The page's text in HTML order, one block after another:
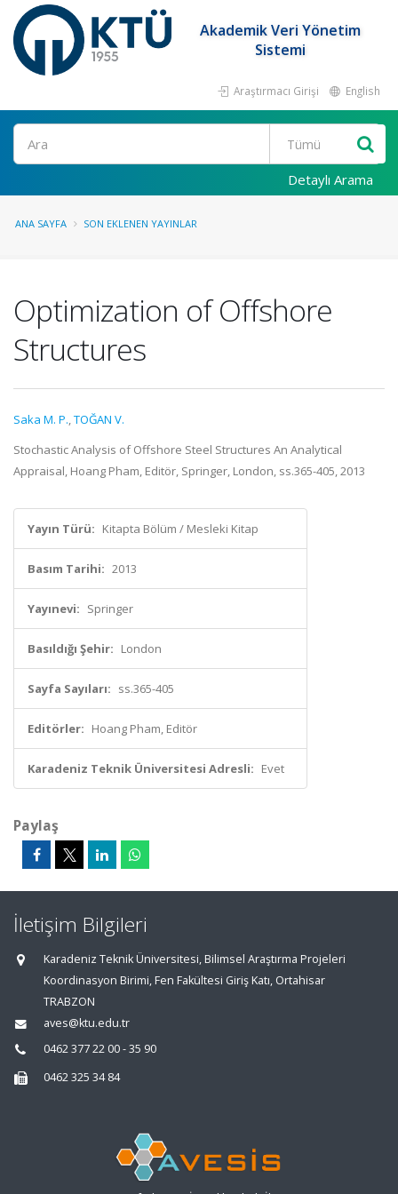
Akademik Veri Yönetim
Sistemi
Araştırmacı Girişi English
Ara
Detaylı Arama
ANA SAYFA SON EKLENEN YAYINLAR
Optimization of Offshore
Structures
Saka M. P.,TOĞAN V.
Stochastic Analysis of Offshore Steel Structures An Analytical
Appraisal, Hoang Pham, Editör, Springer, London, ss.365-405, 2013
Yayın Türü: Kitapta Bölüm / Mesleki Kitap
Basım Tarihi: 2013
Yayınevi: Springer
Basıldığı Şehir: London
Sayfa Sayıları: ss.365-405
Editörler: Hoang Pham, Editör
Karadeniz Teknik Üniversitesi Adresli: Evet
Paylaş
İletişim Bilgileri
Karadeniz Teknik Üniversitesi, Bilimsel Araştırma Projeleri
Koordinasyon Birimi, Fen Fakültesi Giriş Katı, Ortahisar
TRABZON
aves@ktu.edu.tr
0462 377 22 00 - 35 90
0462 325 34 84